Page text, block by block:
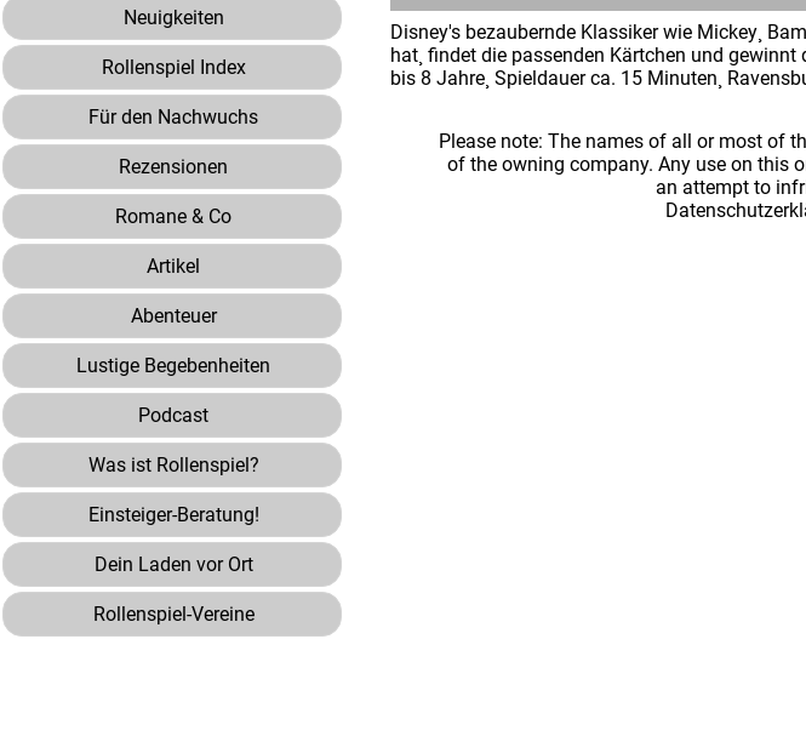
Neuigkeiten
Rollenspiel Index
Für den Nachwuchs
Rezensionen
Romane & Co
Artikel
Abenteuer
Lustige Begebenheiten
Podcast
Was ist Rollenspiel?
Einsteiger-Beratung!
Dein Laden vor Ort
Rollenspiel-Vereine
Disney's bezaubernde Klassiker wie Mickey¸
hat¸ findet die passenden Kärtchen und
bis 8 Jahre¸ Spieldauer ca. 15 Minuten¸
Please note: The names of all or most of
of the owning company. Any use on this
an attempt to